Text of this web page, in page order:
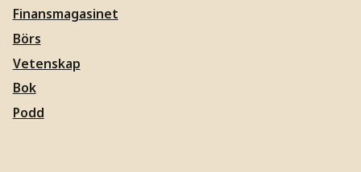
Finansmagasinet
Börs
Vetenskap
Bok
Podd